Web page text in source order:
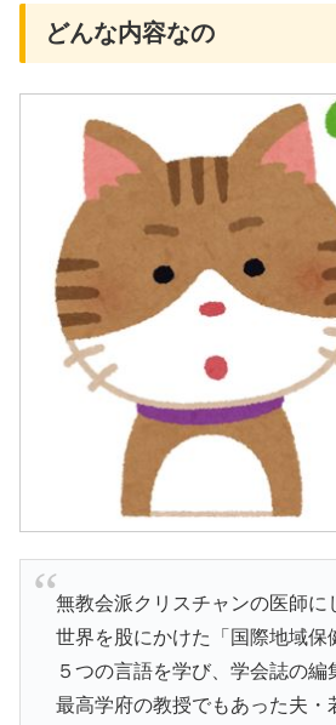
どんな内容なの
無教会派クリスチャンの医師に
世界を股にかけた「国際地域保
５つの言語を学び、学会誌の編
最高学府の教授でもあった夫・